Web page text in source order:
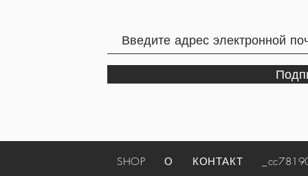
SHOP О КОНТАКТ